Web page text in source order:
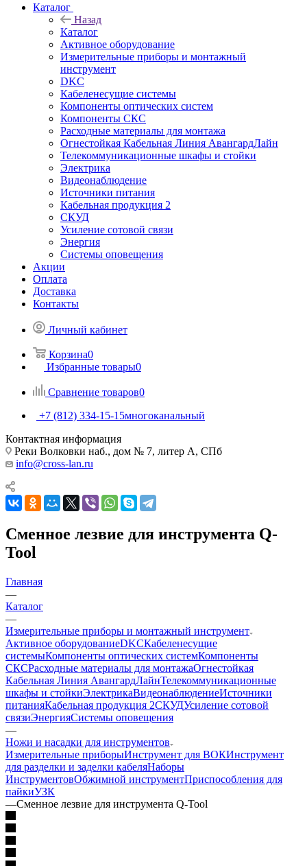
Каталог
Назад
Каталог
Активное оборудование
Измерительные приборы и монтажный
инструмент
DKC
Кабеленесущие системы
Компоненты оптических систем
Компоненты СКС
Расходные материалы для монтажа
Огнестойкая Кабельная Линия АвангардЛайн
Телекоммуникационные шкафы и стойки
Электрика
Видеонаблюдение
Источники питания
Кабельная продукция 2
СКУД
Усиление сотовой связи
Энергия
Системы оповещения
Акции
Оплата
Доставка
Контакты
Личный кабинет
Корзина0
Избранные товары0
Сравнение товаров0
+7 (812) 334-15-15многоканальный
Контактная информация
Реки Волковки наб., дом № 7, литер А, СПб
info@cross-lan.ru
Сменное лезвие для инструмента Q-
Tool
Главная
—
Каталог
—
Измерительные приборы и монтажный инструмент
Активное оборудованиеDKCКабеленесущие
системыКомпоненты оптических системКомпоненты
СКСРасходные материалы для монтажаОгнестойкая
Кабельная Линия АвангардЛайнТелекоммуникационные
шкафы и стойкиЭлектрикаВидеонаблюдениеИсточники
питанияКабельная продукция 2СКУДУсиление сотовой
связиЭнергияСистемы оповещения
—
Ножи и насадки для инструментов
Измерительные приборыИнструмент для ВОКИнструмент
для разделки и заделки кабеляНаборы
ИнструментовОбжимной инструментПриспособления для
пайкиУЗК
—Сменное лезвие для инструмента Q-Tool